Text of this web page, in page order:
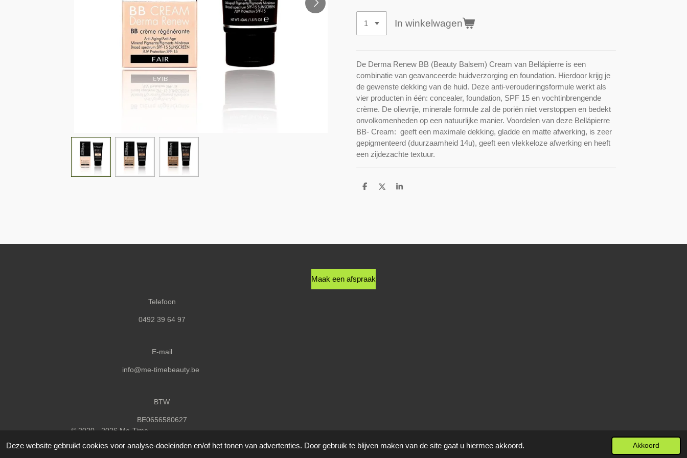
Deze website gebruikt cookies voor analyse-doeleinden en/of het tonen van advertenties. Door gebruik te blijven maken van de site gaat u hiermee akkoord. Akkoord
In winkelwagen
De Derma Renew BB (Beauty Balsem) Cream van Bellápierre is een
combinatie van geavanceerde huidverzorging en foundation. Hierdoor krijg je
de gewenste dekking van de huid. Deze anti-verouderingsformule werkt als
vier producten in één: concealer, foundation, SPF 15 en vochtinbrengende
crème. De olievrije, minerale formule zal de poriën niet verstoppen en bedekt
onvolkomenheden op een natuurlijke manier. Voordelen van deze Bellápierre
BB- Cream: geeft een maximale dekking, gladde en matte afwerking, is zeer
gepigmenteerd (duurzaamheid 14u), geeft een vlekkeloze afwerking en heeft
een zijdezachte textuur.
D
D
S
Maak een afspraak
Telefoon
0492 39 64 97
E-mail
info@me-timebeauty.be
BTW
BE0656580627
© 2020 - 2026 Me-Time